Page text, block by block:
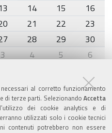
al corretto funzionamento
di terze parti. Selezionando Accetta
dei cookie analytics e di
utilizzati solo i cookie tecnici
contenuti potrebbero non essere
14 15
16
21 22
23
28 29
30
3 4 5 6